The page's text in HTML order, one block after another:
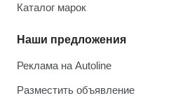
Каталог марок
Наши предложения
Реклама на Autoline
Разместить объявление